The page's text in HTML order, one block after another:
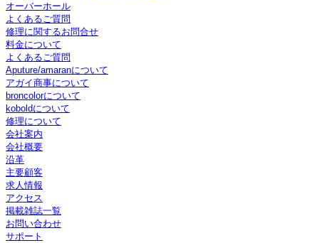
オーバーホール
よくあるご質問
修理に関するお問合せ
料金について
よくあるご質問
Aputure/amaranについて
アガイ商事について
broncolorについて
koboldについて
修理について
会社案内
会社概要
沿革
主要顧客
求人情報
アクセス
掲載雑誌一覧
お問い合わせ
サポート